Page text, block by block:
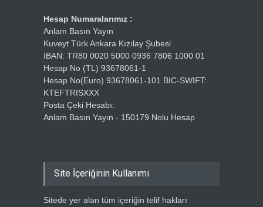
Hesap Numaralarımız :
Anlam Basın Yayın
Kuveyt Türk Ankara Kızılay Şubesi
IBAN: TR80 0020 5000 0936 7806 1000 01
Hesap No (TL) 93678061-1
Hesap No(Euro) 93678061-101 BIC-SWIFT:
KTEFTRISXXX
Posta Çeki Hesabı:
Anlam Basın Yayın - 150179 Nolu Hesap
Site İçeriğinin Kullanımı
Sitede yer alan tüm içeriğin telif hakları